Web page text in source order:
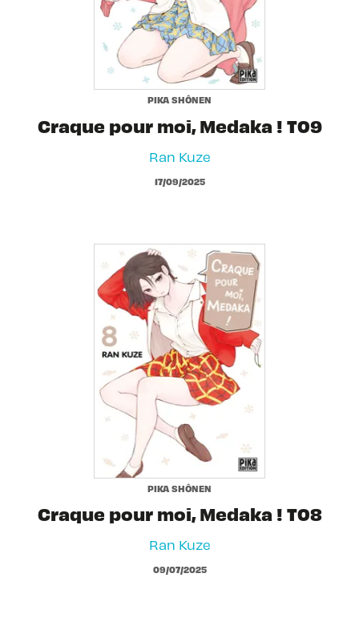
PIKA SHÔNEN
Craque pour moi, Medaka ! T09
Ran Kuze
17/09/2025
PIKA SHÔNEN
Craque pour moi, Medaka ! T08
Ran Kuze
09/07/2025